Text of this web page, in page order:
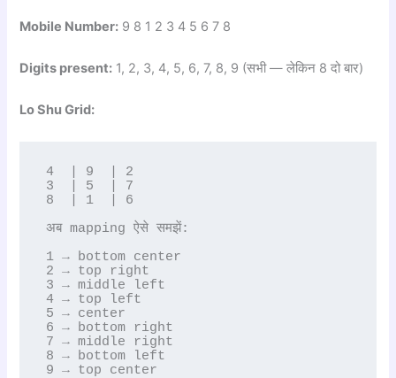
Mobile Number: 9 8 1 2 3 4 5 6 7 8
Digits present: 1, 2, 3, 4, 5, 6, 7, 8, 9 (सभी — लेकिन 8 दो बार)
Lo Shu Grid:
4  | 9  | 2
3  | 5  | 7
8  | 1  | 6
अब mapping ऐसे समझें:
1 → bottom center
2 → top right
3 → middle left
4 → top left
5 → center
6 → bottom right
7 → middle right
8 → bottom left
9 → top center